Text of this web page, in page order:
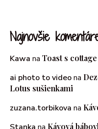
Najnovšie
Kawa na Toast s
ai photo to videona
Lotus sušienkami
zuzana.torbikova na
Kávová